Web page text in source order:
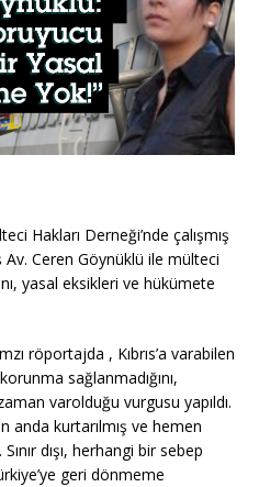
Hakları Derneği’nde çalışmış
Av. Ceren Göynüklü ile mülteci
yasal eksikleri ve hükümete
röportajda , Kıbrıs’a varabilen
sağlanmadığını,
varolduğu vurgusu yapıldı.
anda kurtarılmış ve hemen
dışı, herhangi bir sebep
geri dönmeme